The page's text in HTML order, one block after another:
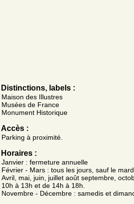
Distinctions, labels :
Maison des Illustres
Musées de France
Monument Historique
Accès :
Parking à proximité.
Horaires :
Janvier : fermeture annuelle
Février - Mars : tous les jours, sauf le
Avril, mai, juin, juillet août septembre,
10h à 13h et de 14h à 18h.
Novembre - Décembre : samedis et